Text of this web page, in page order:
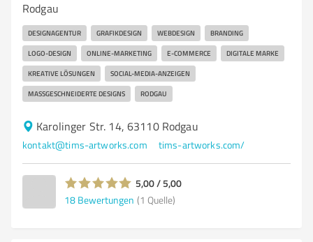
Rodgau
DESIGNAGENTUR GRAFIKDESIGN WEBDESIGN BRANDING
LOGO-DESIGN ONLINE-MARKETING E-COMMERCE DIGITALE MARKE
KREATIVE LÖSUNGEN SOCIAL-MEDIA-ANZEIGEN
MASSGESCHNEIDERTE DESIGNS RODGAU
Karolinger Str. 14, 63110 Rodgau
kontakt@tims-artworks.com tims-artworks.com/
5,00 / 5,00
18 Bewertungen (1 Quelle)